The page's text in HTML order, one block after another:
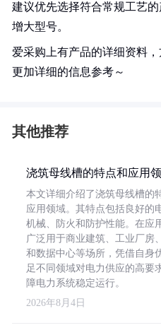
建议优先选择符合常规工艺
增大型号。
爱采购上有产品的详细资料
更加详细的信息参考～
其他推荐
浇筑母线槽的特点和应用
本文详细介绍了浇筑母线槽的
应用领域。其特点包括良好的
机械、防火和防护性能。在应
广泛用于商业建筑、工业厂房
和数据中心等场所，凭借自身
足不同领域对电力供应的高要
障电力系统稳定运行。
2026年8月4日